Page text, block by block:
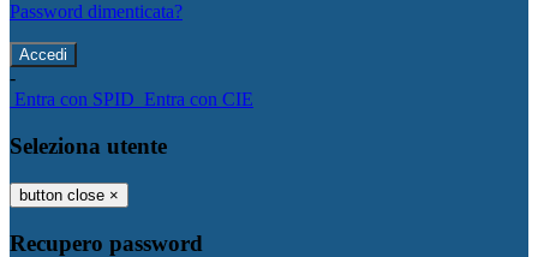
Password dimenticata?
-
Entra con SPID Entra con CIE
Seleziona utente
button close ×
Recupero password